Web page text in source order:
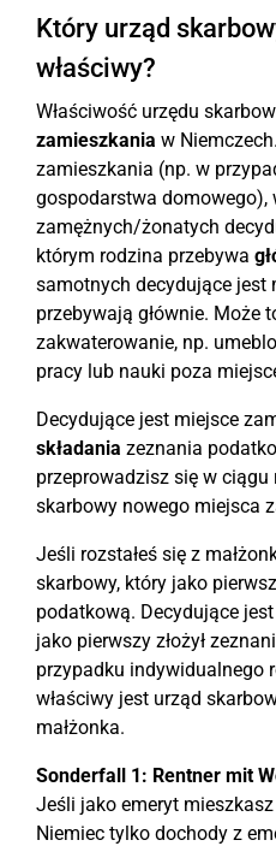
Który urząd
właściwy?
Właściwość urzędu
zamieszkania w
zamieszkania (np. w
gospodarstwa domowego),
zamężnych/żonatych
którym rodzina przebywa
samotnych decydujące jest
przebywają głównie. Może
zakwaterowanie, np.
pracy lub nauki poza
Decydujące jest miejsce
składania zeznania
przeprowadzisz się w ciągu
skarbowy nowego miejsca
Jeśli rozstałeś się z
skarbowy, który jako
podatkową. Decydujące
jako pierwszy złożył
przypadku indywidualnego
właściwy jest urząd
małżonka.
Sonderfall 1: Rentner mit
Jeśli jako emeryt
Niemiec tylko dochody z